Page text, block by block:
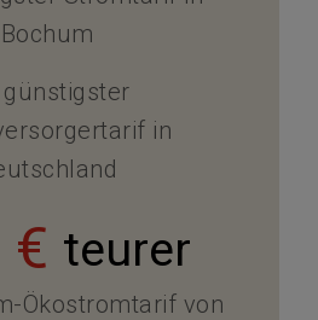
Bochum
in
€ teurer
Ökostromtarif von